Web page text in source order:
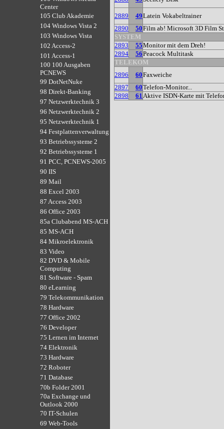
Center
105 Club Akademie
104 Windows Vista 2
103 Windows Vista
102 Access-2
101 Access-1
100 100 Ausgaben
PCNEWS
99 DotNetNuke
98 Direkt-Banking
97 Netzwerktechnik 3
96 Netzwerktechnik 2
95 Netzwerktechnik 1
94 Festplattenverwaltung
93 Betriebssysteme 2
92 Betriebssysteme 1
91 PCC, PCNEWS-2005
90 IIS
89 Mail
88 Excel 2003
87 Access 2003
86 Office 2003
85a Clubabend MS-ACH
85 MS-ACH
84 Mikroelektronik
83 Video
82 DVD & Mobile
Computing
81 Software - Spam
80 eLearning
79 Telekommunikation
78 Hardware
77 Office 2002
76 Developer
75 Lernen im Internet
74 Elektronik
73 Hardware
72 Roboter
71 Database
70b Folder 2001
70a Exchange und
Outlook 2000
70 IT-Schulen
69 Web-Tools
2889 49Latein Vokabeltrainer
2890
50Film ab! Microsoft 3D Film
SYSTEM
2893
55Monitor mit dem Dreh!
2894
56Peacock Multitask
TELEKOM
2896
60Faxweiche
2897
60Telefon-Monitor...
2898
61Aktive ISDN-Karte mit